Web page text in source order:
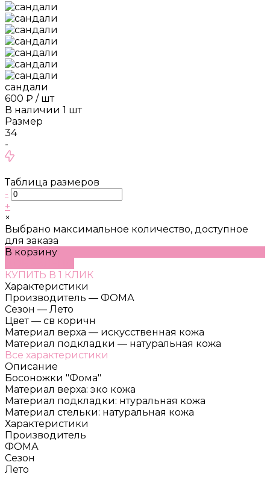
сандали
600 ₽ / шт
В наличии 1 шт
Размер
34
-
Таблица размеров
-
+
×
Выбрано максимальное количество, доступное
для заказа
В корзину
КУПИТЬ В 1 КЛИК
Характеристики
Производитель — ФОМА
Сезон — Лето
Цвет — св коричн
Материал верха — искусственная кожа
Материал подкладки — натуральная кожа
Все характеристики
Описание
Босоножки "Фома"
Материал верха: эко кожа
Материал подкладки: нтуральная кожа
Материал стельки: натуральная кожа
Характеристики
Производитель
ФОМА
Сезон
Лето